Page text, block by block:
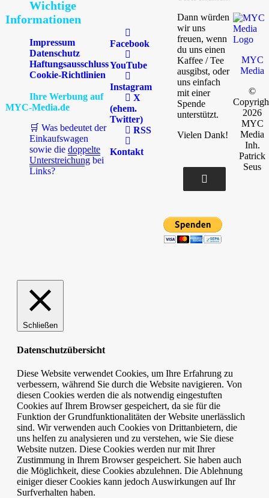
Wichtige
Informationen
Impressum
Datenschutz
Haftungsausschluss
Cookie-Richtlinien
Ihre Werbung auf
MYC-Media.de
🛒 Was bedeutet der
Einkaufswagen
sowie die doppelte
Unterstreichung bei
Links?
Facebook
YouTube
Instagram
X
(ehem.
Twitter)
RSS
Kontakt
Dann würden
wir uns
freuen, wenn
du uns einen
Kaffee / Tee
ausgibst, oder
uns einfach
mit einer
Spende
unterstützt.
Vielen Dank!
MYC
Media
©
2026
MYC
Media
Inh.
Patrick
Seus
Schließen
Datenschutzübersicht
Diese Website verwendet Cookies, um Ihre Erfahrung zu
verbessern, während Sie durch die Website navigieren. Von
diesen Cookies werden die als notwendig eingestuften
Cookies auf Ihrem Browser gespeichert, da sie für die
Funktion der Grundfunktionalitäten der Website unerlässlich
sind. Wir verwenden auch Cookies von Drittanbietern, die
uns helfen zu analysieren und zu verstehen, wie Sie diese
Website nutzen. Diese Cookies werden nur mit Ihrer
Zustimmung in Ihrem Browser gespeichert. Sie haben auch
die Möglichkeit, diese Cookies abzulehnen. Die Ablehnung
einiger dieser Cookies kann jedoch Auswirkungen auf Ihr
Surfverhalten haben.